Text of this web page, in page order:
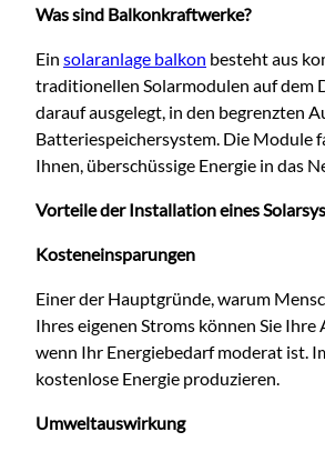
Was sind Balkonkraftwerke?
Ein solaranlage balkon besteht aus
traditionellen Solarmodulen auf dem
darauf ausgelegt, in den begrenzten
Batteriespeichersystem. Die Module
Ihnen, überschüssige Energie in das
Vorteile der Installation eines
Kosteneinsparungen
Einer der Hauptgründe, warum
Ihres eigenen Stroms können Sie
wenn Ihr Energiebedarf moderat ist.
kostenlose Energie produzieren.
Umweltauswirkung